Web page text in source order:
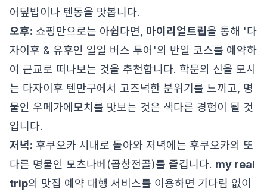
어덮밥이나 텐동을 맛봅니다.
오후: 쇼핑만으로는 아쉽다면, 마이리얼트립을 통해 '다
자이후 & 유후인 일일 버스 투어'의 반일 코스를 예약하
여 근교로 떠나보는 것을 추천합니다. 학문의 신을 모시
는 다자이후 텐만구에서 고즈넉한 분위기를 느끼고, 명
물인 우메가에모치를 맛보는 것은 색다른 경험이 될 것
입니다.
저녁: 후쿠오카 시내로 돌아와 저녁에는 후쿠오카의 또
다른 명물인 모츠나베(곱창전골)를 즐깁니다. my real
trip의 맛집 예약 대행 서비스를 이용하면 기다림 없이